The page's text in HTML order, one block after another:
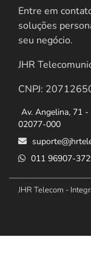
Entre em
soluções
seu negócio.
JHR
CNPJ:
Av. Angelina, 71
02077-000
011 96907-
JHR Telecom -